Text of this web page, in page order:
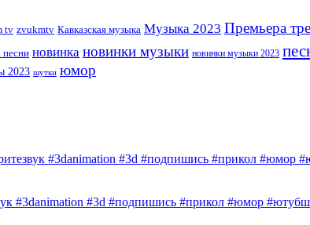
tv zvukmtv Кавказская музыка Музыка 2023 Премьера
песни новинка новинки музыки новинки музыки 2023
2023 шутки юмор
#3danimation #3d #подпишись #прикол #юмор
#3danimation #3d #подпишись #прикол #юмор